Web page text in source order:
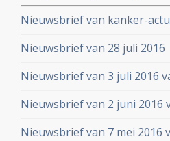
Nieuwsbrief van kanker-
Nieuwsbrief van 28 juli 2016
Nieuwsbrief van 3 juli 2016
Nieuwsbrief van 2 juni 2016
Nieuwsbrief van 7 mei 2016